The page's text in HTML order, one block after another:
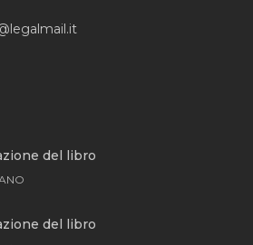
del libro
del libro